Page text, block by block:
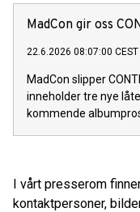
MadCon gir oss
22.6.2026 08:07:00 CEST
MadCon slipper
inneholder tre nye
kommende
I vårt presserom
kontaktpersoner,